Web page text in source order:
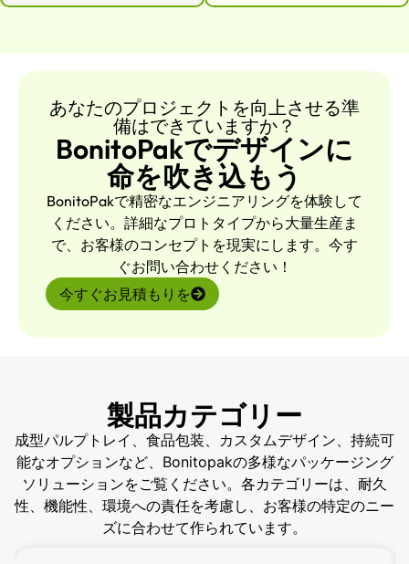
あなたのプロジェクトを向上させる準
備はできていますか？
BonitoPakでデザインに
命を吹き込もう
BonitoPakで精密なエンジニアリングを体験して
ください。詳細なプロトタイプから大量生産ま
で、お客様のコンセプトを現実にします。今す
ぐお問い合わせください！
今すぐお見積もりを
製品カテゴリー
成型パルプトレイ、食品包装、カスタムデザイン、持続可
能なオプションなど、Bonitopakの多様なパッケージング
ソリューションをご覧ください。各カテゴリーは、耐久
性、機能性、環境への責任を考慮し、お客様の特定のニー
ズに合わせて作られています。